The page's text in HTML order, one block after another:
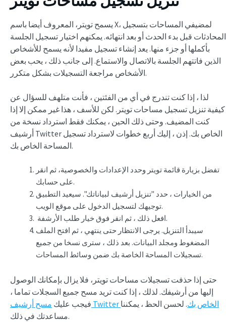
يسمح تويتر، المعروف أيضا باسم X، لمضيفي المساحات بتسجيل
المحادثات قبل بدء الحدث أو بعد انتهائه. يمكنهم اختيار تسجيل الجلسة
بأكملها أو جزء منها. يعد إنشاء تسجيل مفيدا لأنه يسمح للأشخاص
الذين فاتتهم الجلسة بالاتصال والاستماع. إلى جانب ذلك ، يحب بعض
الأشخاص مراجعة التسجيلات بشكل متكرر.
لذا ، إذا كنت تندرج في أي من الفئتين ، فأنت متلهف للسؤال عن
كيفية تنزيل تسجيل مساحات تويتر. لكن للأسف ، هذا غير ممكن إلا إذا
كنت المضيف. وحتى ذلك الحين ، يمكنك فقط استرداد نسخة من
أرشيف Twitter الخاص بك. إذن ، إليك أربع خطوات لاسترداد تسجيل
المساحة الخاص بك.
تفضل بزيارة قائمة تويتر وحدد الإعدادات والخصوصية، ثم انقر
على حسابك.
من الخيارات ، حدد "تنزيل أرشيف لبياناتك". سيعيد التطبيق
توجيهك لتسجيل الدخول على موقع الويب.
افعل ذلك ، ثم انقر فوق خيار طلب الأرشفة.
سيبدأ التنزيل. يرجى الانتظار حتى ينتهي ، ثم افتح الملف
المضغوط ومجلد البيانات. بعد ذلك ، سترى نسخا من جميع
تسجيلات المساحة الخاصة بك ضمن وسائط المساحات.
حتى إذا حذفت تسجيلات مساحات تويتر، فلا يزال بإمكانك الوصول
إليها من أرشيفك. لذلك ، إذا كنت تريد مسح جميع السجلات تماما ،
فيجب عليك
مسح أرشيف Twitter الخاص بك. لحسن الحظ ، يمكننا
مساعدتك في ذلك.